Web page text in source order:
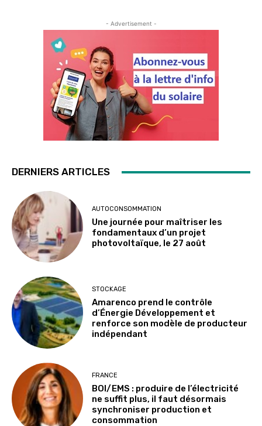
- Advertisement -
DERNIERS ARTICLES
AUTOCONSOMMATION
Une journée pour maîtriser les
fondamentaux d’un projet
photovoltaïque, le 27 août
STOCKAGE
Amarenco prend le contrôle
d’Énergie Développement et
renforce son modèle de producteur
indépendant
FRANCE
BOI/EMS : produire de l’électricité
ne suffit plus, il faut désormais
synchroniser production et
consommation